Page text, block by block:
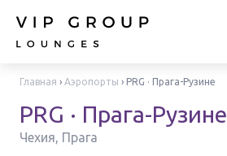
Главная › Аэропорты › PRG · Прага-Рузине
PRG · Прага-Рузине
Чехия, Прага